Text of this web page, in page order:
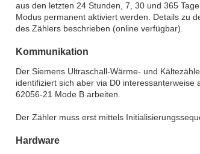
aus den letzten 24 Stunden, 7, 30 und 365
Modus permanent aktiviert werden. Details zu
des Zählers beschrieben (online verfügbar).
Kommunikation
Der Siemens Ultraschall-Wärme- und
identifiziert sich aber via D0 interessanterweise
62056-21 Mode B arbeiten.
Der Zähler muss erst mittels
Hardware